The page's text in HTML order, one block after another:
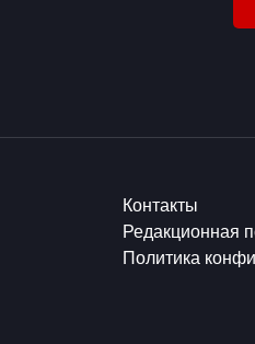
Контакты
Редакционная
Политика